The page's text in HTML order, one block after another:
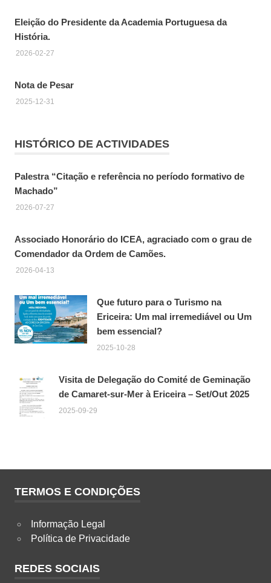
Eleição do Presidente da Academia Portuguesa da
História.
2026-02-27
Nota de Pesar
2025-12-31
HISTÓRICO DE ACTIVIDADES
Palestra “Citação e referência no período formativo de
Machado”
2026-07-27
Associado Honorário do ICEA, agraciado com o grau de
Comendador da Ordem de Camões.
2026-04-13
Que futuro para o Turismo na
Ericeira: Um mal irremediável ou Um
bem essencial?
2025-10-28
Visita de Delegação do Comité de Geminação
de Camaret-sur-Mer à Ericeira – Set/Out 2025
2025-09-29
TERMOS E CONDIÇÕES
Informação Legal
Política de Privacidade
REDES SOCIAIS